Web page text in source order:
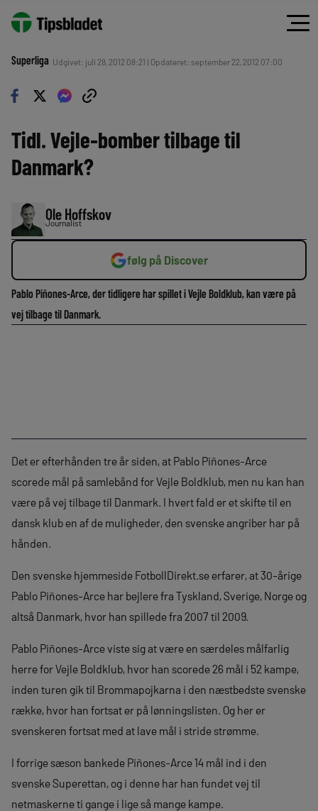
Superliga Udgivet: juli 28, 2012 08:21 | Opdateret: september 22, 2012 07:00
Tidl. Vejle-bomber tilbage til
Danmark?
Ole Hoffskov
Journalist
følg på Discover
Pablo Piñones-Arce, der tidligere har spillet i Vejle Boldklub, kan være på
vej tilbage til Danmark.
Det er efterhånden tre år siden, at Pablo Piñones-Arce
scorede mål på samlebånd for Vejle Boldklub, men nu kan han
være på vej tilbage til Danmark. I hvert fald er et skifte til en
dansk klub en af de muligheder, den svenske angriber har på
hånden.
Den svenske hjemmeside FotbollDirekt.se erfarer, at 30-årige
Pablo Piñones-Arce har bejlere fra Tyskland, Sverige, Norge og
altså Danmark, hvor han spillede fra 2007 til 2009.
Pablo Piñones-Arce viste sig at være en særdeles målfarlig
herre for Vejle Boldklub, hvor han scorede 26 mål i 52 kampe,
inden turen gik til Brommapojkarna i den næstbedste svenske
række, hvor han fortsat er på lønningslisten. Og her er
svenskeren fortsat med at lave mål i stride strømme.
I forrige sæson bankede Piñones-Arce 14 mål ind i den
svenske Superettan, og i denne har han fundet vej til
netmaskerne ti gange i lige så mange kampe.